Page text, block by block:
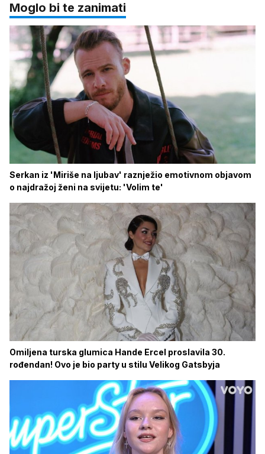
Moglo bi te zanimati
Serkan iz 'Miriše na ljubav' raznježio emotivnom objavom
o najdražoj ženi na svijetu: 'Volim te'
Omiljena turska glumica Hande Ercel proslavila 30.
rođendan! Ovo je bio party u stilu Velikog Gatsbyja